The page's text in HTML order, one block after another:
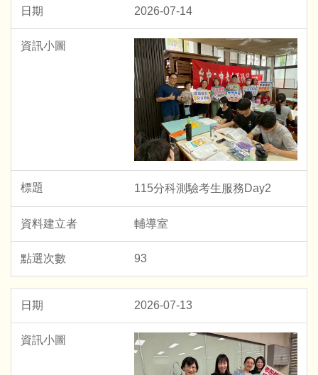
2026-07-14
115分科測驗考生服務Day2
輔導室
93
2026-07-13